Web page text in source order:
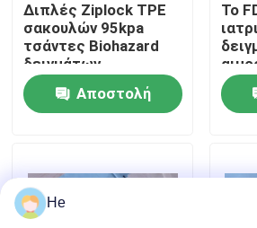
Ειδήσεις
Ζητήστε μια προσφορά
95kPa τσάντα μεταφορών
Διπλές Ziplock TPE
σακουλών 95kpa
τσάντες Biohazard
δειγμάτων
Αποστολή
Το
He